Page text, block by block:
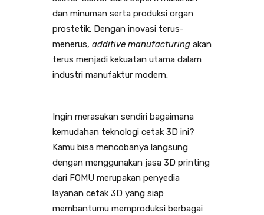
dan minuman serta produksi organ
prostetik. Dengan inovasi terus-
menerus, additive manufacturing akan
terus menjadi kekuatan utama dalam
industri manufaktur modern.
Ingin merasakan sendiri bagaimana
kemudahan teknologi cetak 3D ini?
Kamu bisa mencobanya langsung
dengan menggunakan jasa 3D printing
dari FOMU merupakan penyedia
layanan cetak 3D yang siap
membantumu memproduksi berbagai